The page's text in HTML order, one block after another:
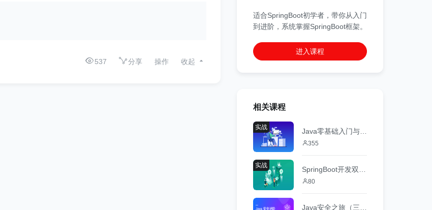
537 分享 操作 收起
适合SpringBoot初学者，带你从入门
到进阶，系统掌握SpringBoot框架。
进入课程
相关课程
实战
355
实战
80